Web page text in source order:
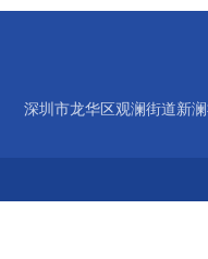
深圳市龙华区观澜街道新